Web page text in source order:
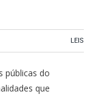
LEIS
públicas do
que